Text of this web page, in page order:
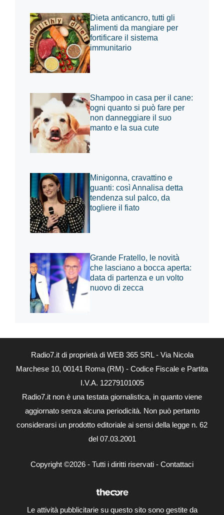
Dieta anticancro, tutti gli
alimenti da mangiare per
fortificare il sistema
immunitario
Shampoo in casa per il cane:
ogni quanto si può fare per
non danneggiare il suo
manto e la sua cute
Minigonna, cravattino e
guanti: così Annalisa detta
tendenza sul palco, da
togliere il fiato
Grande Fratello, le novità
che lasciano a bocca aperta:
data di partenza e un volto
nuovo di zecca
Radio7.it di proprietà di WEB 365 SRL - Via Nicola
Marchese 10, 00141 Roma (RM) - Codice Fiscale e Partita
I.V.A. 12279101005
Radio7.it non è una testata giornalistica, in quanto viene
aggiornato senza alcuna periodicità. Non può pertanto
considerarsi un prodotto editoriale ai sensi della legge n. 62
del 07.03.2001
Copyright ©2026 - Tutti i diritti riservati - Contattaci
Le attività pubblicitarie su questo sito sono gestite da